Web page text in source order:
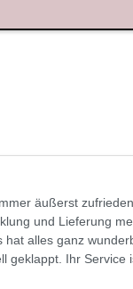
äußerst
und Lieferung
hat alles ganz
geklappt. Ihr Service